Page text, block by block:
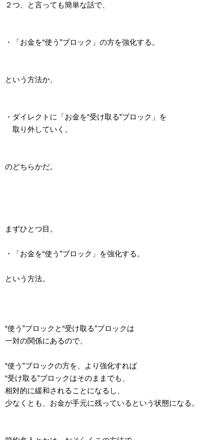
２つ、と言っても簡単な話で、
・「お金を“使う”ブロック」の方を強化する。
という方法か、
・ダイレクトに「お金を“受け取る”ブロック」を
取り外していく。
のどちらかだ。
まずひとつ目。
・「お金を“使う”ブロック」を強化する。
という方法。
“使う”ブロックと“受け取る”ブロックは
一対の関係にあるので、
“使う”ブロックの方を、より強化すれば
“受け取る”ブロックはそのままでも、
相対的に緩和されることになるし、
少なくとも、お金が手元に残っているという状態になる。